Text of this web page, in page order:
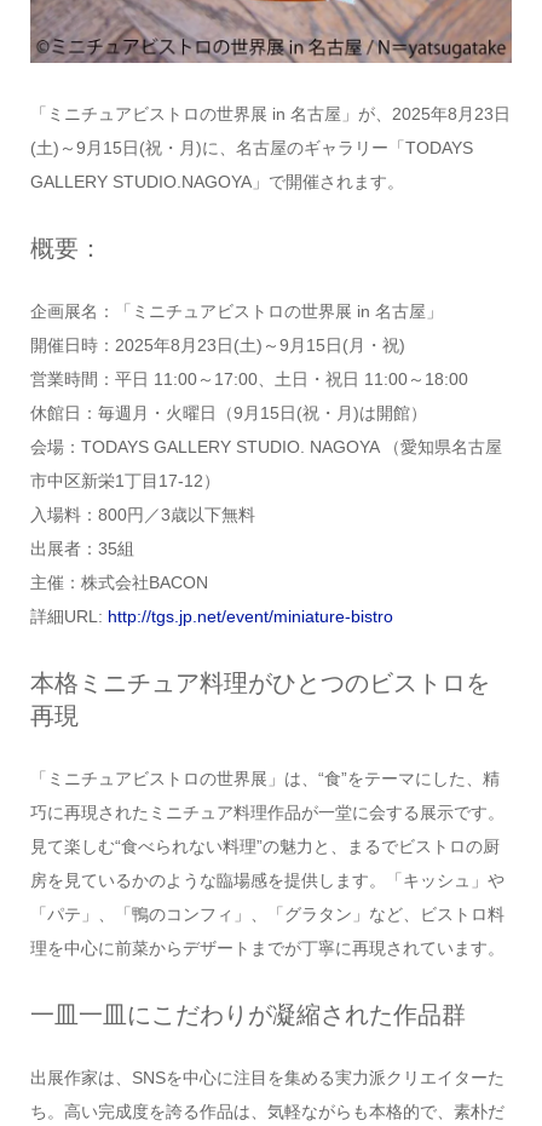
「ミニチュアビストロの世界展 in 名古屋」が、2025年8月23日
(土)～9月15日(祝・月)に、名古屋のギャラリー「TODAYS
GALLERY STUDIO.NAGOYA」で開催されます。
概要：
企画展名：「ミニチュアビストロの世界展 in 名古屋」
開催日時：2025年8月23日(土)～9月15日(月・祝)
営業時間：平日 11:00～17:00、土日・祝日 11:00～18:00
休館日：毎週月・火曜日（9月15日(祝・月)は開館）
会場：TODAYS GALLERY STUDIO. NAGOYA （愛知県名古屋
市中区新栄1丁目17-12）
入場料：800円／3歳以下無料
出展者：35組
主催：株式会社BACON
詳細URL: http://tgs.jp.net/event/miniature-bistro
本格ミニチュア料理がひとつのビストロを
再現
「ミニチュアビストロの世界展」は、“食”をテーマにした、精
巧に再現されたミニチュア料理作品が一堂に会する展示です。
見て楽しむ“食べられない料理”の魅力と、まるでビストロの厨
房を見ているかのような臨場感を提供します。「キッシュ」や
「パテ」、「鴨のコンフィ」、「グラタン」など、ビストロ料
理を中心に前菜からデザートまでが丁寧に再現されています。
一皿一皿にこだわりが凝縮された作品群
出展作家は、SNSを中心に注目を集める実力派クリエイターた
ち。高い完成度を誇る作品は、気軽ながらも本格的で、素朴だ